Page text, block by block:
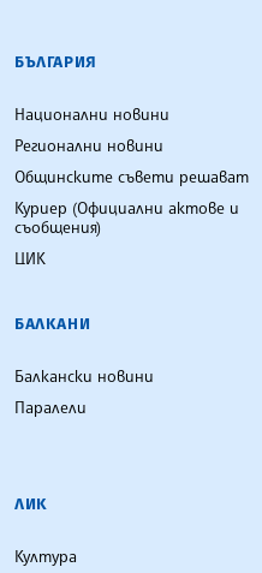
БЪЛГАРСКА
БЪЛГАРИЯ
Национални новини
Регионални новини
Общинските съвети решават
Куриер (Официални актове и
съобщения)
ЦИК
БАЛКАНИ
Балкански новини
Паралели
ЛИК
Култура